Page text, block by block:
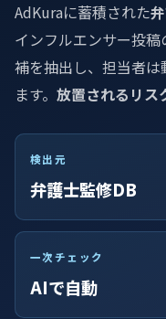
AdKuraに蓄積された
インフルエンサー投
補を抽出し、担当者
ます。 放置されるリス
検出元
弁護士監修DB
一次チェック
AIで自動